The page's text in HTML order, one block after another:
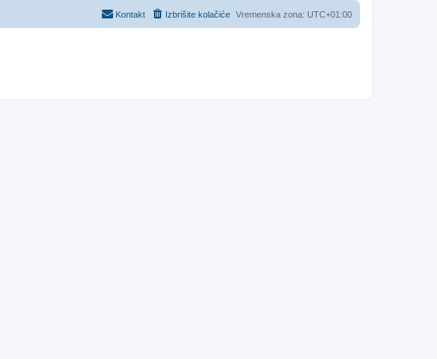
Vremenska zona: UTC+01:00
Izbrišite kolačiće
Kontakt